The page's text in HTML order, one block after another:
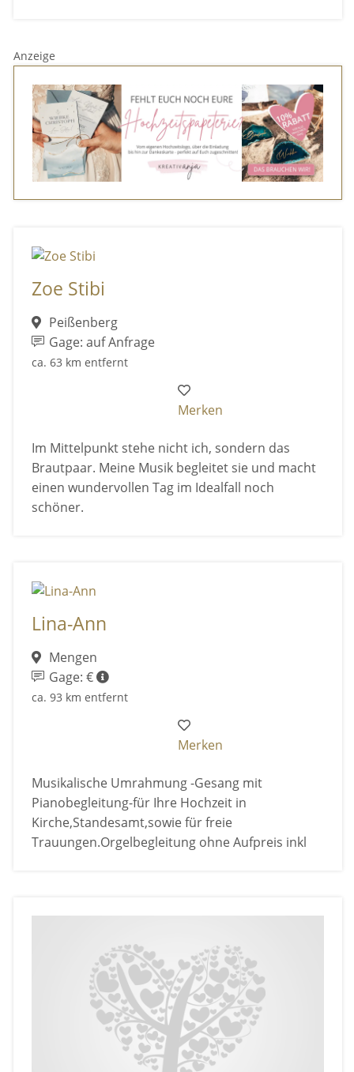
Anzeige
Zoe Stibi
Peißenberg
Gage: auf Anfrage
ca. 63 km entfernt
Merken
Im Mittelpunkt stehe nicht ich, sondern das
Brautpaar. Meine Musik begleitet sie und macht
einen wundervollen Tag im Idealfall noch
schöner.
Lina-Ann
Mengen
Gage: €
ca. 93 km entfernt
Merken
Musikalische Umrahmung -Gesang mit
Pianobegleitung-für Ihre Hochzeit in
Kirche,Standesamt,sowie für freie
Trauungen.Orgelbegleitung ohne Aufpreis inkl